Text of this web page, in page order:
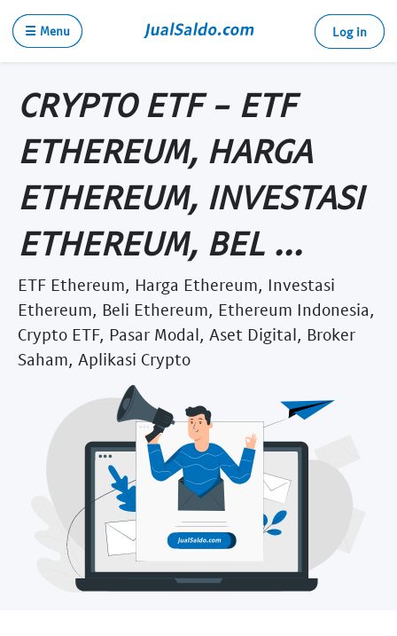
☰ Menu Log in
CRYPTO ETF - ETF
ETHEREUM, HARGA
ETHEREUM, INVESTASI
ETHEREUM, BEL ...
ETF Ethereum, Harga Ethereum, Investasi
Ethereum, Beli Ethereum, Ethereum Indonesia,
Crypto ETF, Pasar Modal, Aset Digital, Broker
Saham, Aplikasi Crypto